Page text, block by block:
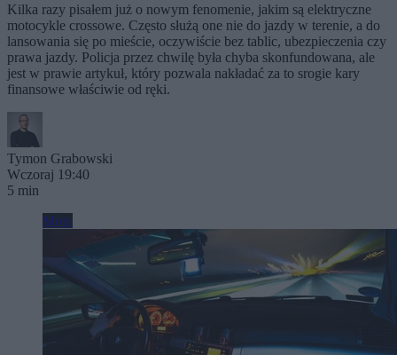
Kilka razy pisałem już o nowym fenomenie, jakim są elektryczne
motocykle crossowe. Często służą one nie do jazdy w terenie, a do
lansowania się po mieście, oczywiście bez tablic, ubezpieczenia czy
prawa jazdy. Policja przez chwilę była chyba skonfundowana, ale
jest w prawie artykuł, który pozwala nakładać za to srogie kary
finansowe właściwie od ręki.
Tymon Grabowski
Wczoraj 19:40
5 min
Moto